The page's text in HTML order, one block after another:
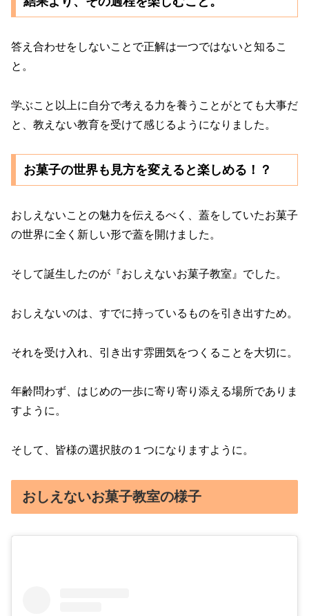
答え合わせをしないことで正解は一つではないと知るこ
と。
学ぶこと以上に自分で考える力を養うことがとても大事だ
と、教えない教育を受けて感じるようになりました。
お菓子の世界も見方を変えると楽しめる！？
おしえないことの魅力を伝えるべく、蓋をしていたお菓子
の世界に全く新しい形で蓋を開けました。
そして誕生したのが『おしえないお菓子教室』でした。
おしえないのは、すでに持っているものを引き出すため。
それを受け入れ、引き出す雰囲気をつくることを大切に。
年齢問わず、はじめの一歩に寄り寄り添える場所でありま
すように。
そして、皆様の選択肢の１つになりますように。
おしえないお菓子教室の様子